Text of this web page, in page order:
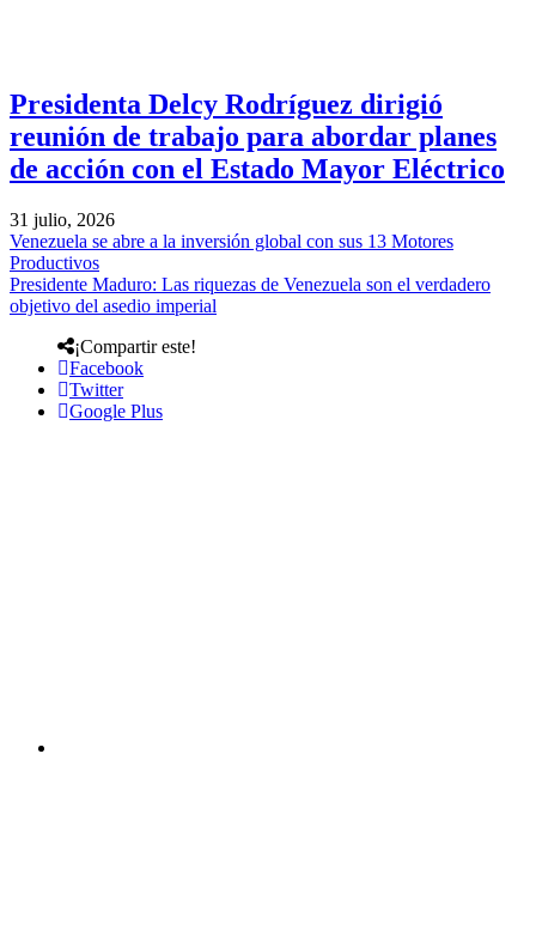
Presidenta Delcy Rodríguez dirigió
reunión de trabajo para abordar planes
de acción con el Estado Mayor Eléctrico
31 julio, 2026
Venezuela se abre a la inversión global con sus 13 Motores
Productivos
Presidente Maduro: Las riquezas de Venezuela son el verdadero
objetivo del asedio imperial
¡Compartir este!
Facebook
Twitter
Google Plus